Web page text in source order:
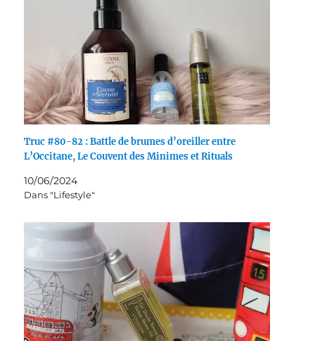
Truc #80-82 : Battle de brumes d’oreiller entre
L’Occitane, Le Couvent des Minimes et Rituals
10/06/2024
Dans "Lifestyle"